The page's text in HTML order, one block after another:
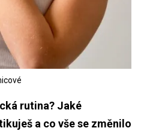
rutina? Jaké
a co vše se změnilo